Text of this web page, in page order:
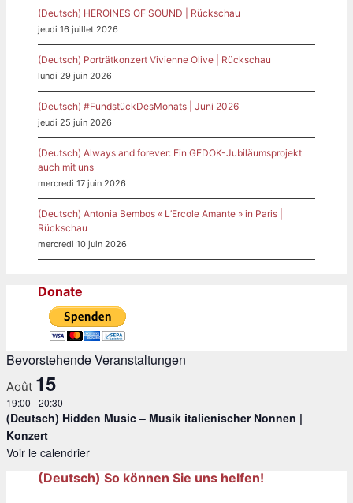
(Deutsch) HEROINES OF SOUND | Rückschau
jeudi 16 juillet 2026
(Deutsch) Porträtkonzert Vivienne Olive | Rückschau
lundi 29 juin 2026
(Deutsch) #FundstückDesMonats | Juni 2026
jeudi 25 juin 2026
(Deutsch) Always and forever: Ein GEDOK-Jubiläumsprojekt
auch mit uns
mercredi 17 juin 2026
(Deutsch) Antonia Bembos « L’Ercole Amante » in Paris |
Rückschau
mercredi 10 juin 2026
Donate
Bevorstehende Veranstaltungen
Août 15
19:00 -20:30
(Deutsch) Hidden Music – Musik italienischer Nonnen |
Konzert
Voir le calendrier
(Deutsch) So können Sie uns helfen!